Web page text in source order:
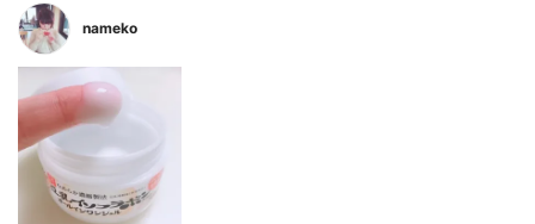
nameko